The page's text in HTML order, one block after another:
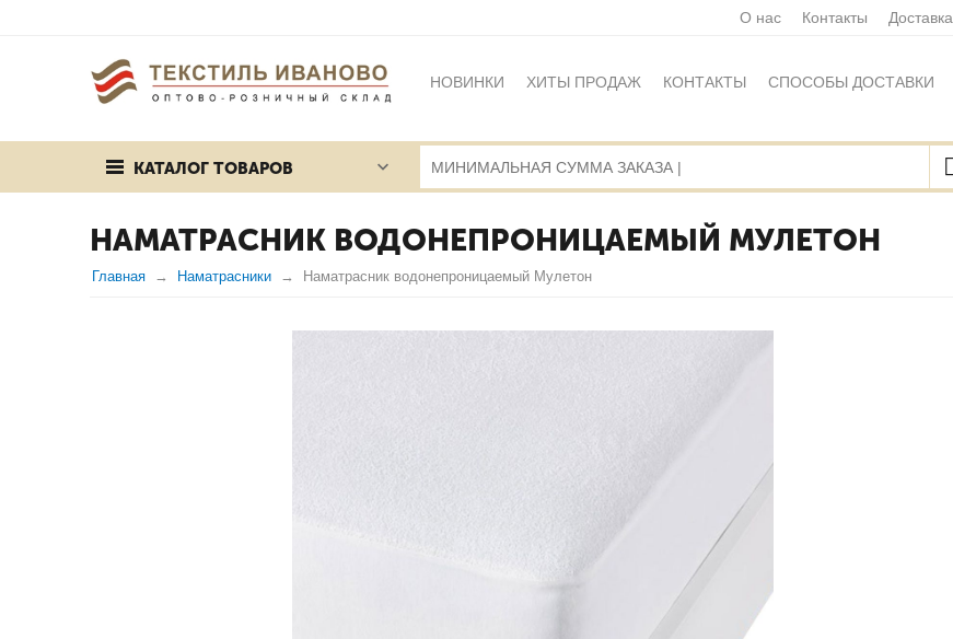
О нас Контакты Доставка
НОВИНКИ ХИТЫ ПРОДАЖ КОНТАКТЫ СПОСОБЫ ДОСТАВКИ
КАРТА САЙТА
КАТАЛОГ ТОВАРОВ
НАМАТРАСНИК ВОДОНЕПРОНИЦАЕМЫЙ МУЛЕТОН
Главная Наматрасники Наматрасник водонепроницаемый Мулетон